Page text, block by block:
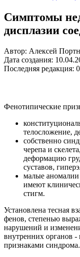
Симптомы
дисплазии
Автор: Алексей
Дата создания:
Последняя редакция:
Фенотипические
телосложение,
собственно
черепа и
деформацию
суставов,
малые аномалии
имеют
стигм.
Установлена тесная
фенов, степенью
нарушений и
внутренних органов
признаками синдрома.